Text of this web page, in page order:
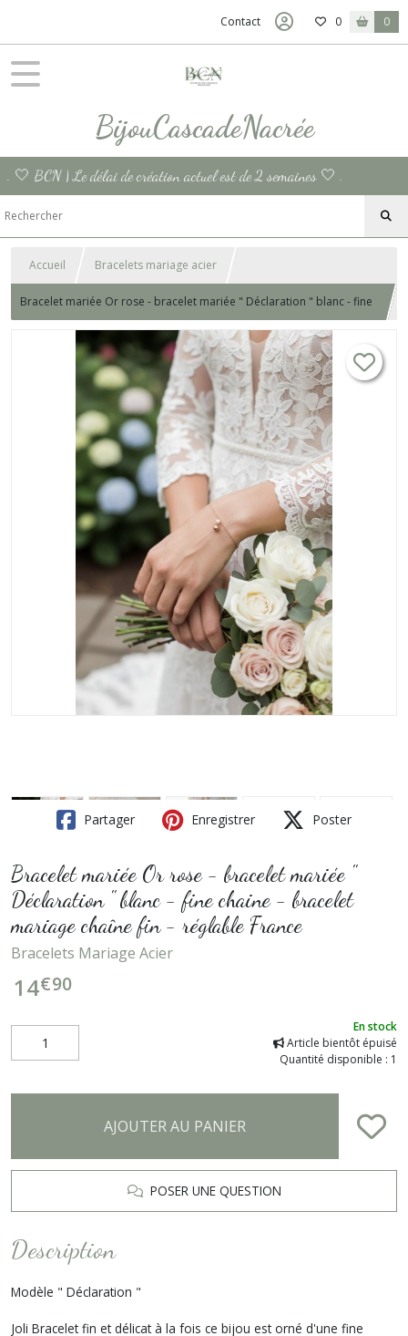
Contact 0 0
BijouCascadeNacrée
. 🤍 BCN | Le délai de création actuel est de 2 semaines 🤍 .
Accueil Bracelets mariage acier
Bracelet mariée Or rose - bracelet mariée " Déclaration " blanc - fine
chaine - bracelet mariage chaîne fin - réglable France
Partager Enregistrer Poster
Bracelet mariée Or rose - bracelet mariée "
Déclaration " blanc - fine chaine - bracelet
mariage chaîne fin - réglable France
Bracelets Mariage Acier
14€90
En stock
Article bientôt épuisé
Quantité disponible : 1
AJOUTER AU PANIER
POSER UNE QUESTION
Description
Modèle " Déclaration "
Joli Bracelet fin et délicat à la fois ce bijou est orné d'une fine